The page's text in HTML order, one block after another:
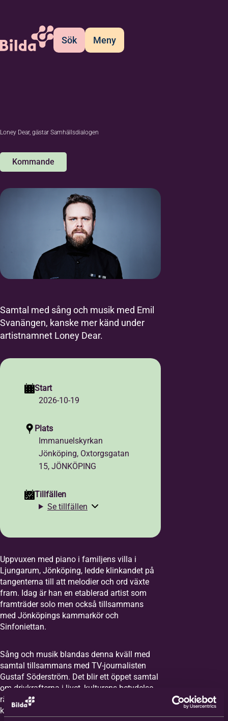
Sök Meny
Loney Dear, gästar Samhällsdialogen
Kommande
Samtal med sång och musik med Emil
Svanängen, kanske mer känd under
artistnamnet Loney Dear.
Start
2026-10-19
Plats
Immanuelskyrkan
Jönköping, Oxtorgsgatan
15, JÖNKÖPING
Tillfällen
Se tillfällen
Uppvuxen med piano i familjens villa i
Ljungarum, Jönköping, ledde klinkandet på
tangenterna till att melodier och ord växte
fram. Idag är han en etablerad artist som
framträder solo men också tillsammans
med Jönköpings kammarkör och
Sinfoniettan.
Sång och musik blandas denna kväll med
samtal tillsammans med TV-journalisten
Gustaf Söderström. Det blir ett öppet samtal
om drivkrafterna i livet, kulturens betydelse,
rättvisefrågor i samhälle och politik samt
kyrkans betydelse för individ och samhälle.